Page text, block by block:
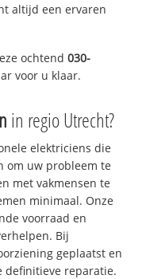
altijd een ervaren
ochtend030-
voor u klaar.
in regio Utrecht?
elektriciens die
om uw probleem te
met vakmensen te
minimaal. Onze
voorraad en
Bij
geplaatst en
definitieve reparatie.